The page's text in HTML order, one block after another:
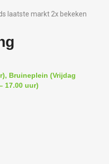
laatste markt 2x bekeken
Bruineplein (Vrijdag
17.00 uur)